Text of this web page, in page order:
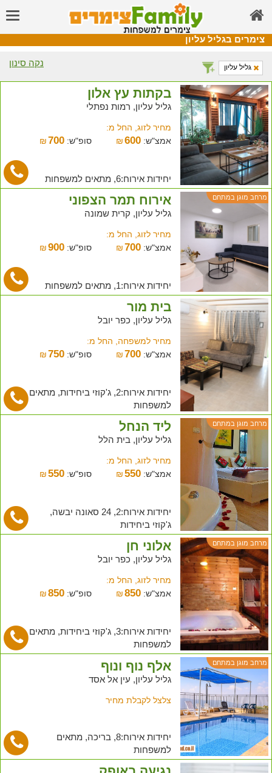
צימרים בגליל עליון
נקה סינון גליל עליון
בקתות עץ אלון
גליל עליון, רמות נפתלי
מחיר לזוג, החל מ:
אמצ"ש:
₪600 סופ"ש: ₪ 700
יחידות אירוח:6, מתאים למשפחות
מרחב מוגן במתחם אירוח תמר הצפוני
גליל עליון, קרית שמונה
מחיר לזוג, החל מ:
אמצ"ש:
₪700 סופ"ש: ₪ 900
יחידות אירוח:1, מתאים למשפחות
בית מור
גליל עליון, כפר יובל
מחיר למשפחה, החל מ:
אמצ"ש:
₪700 סופ"ש: ₪ 750
יחידות אירוח:2, ג'קוזי ביחידות, מתאים
למשפחות
מרחב מוגן במתחם ליד הנחל
גליל עליון, בית הלל
מחיר לזוג, החל מ:
אמצ"ש:
₪550 סופ"ש: ₪ 550
יחידות אירוח:2, 24 סאונה יבשה,
ג'קוזי ביחידות
מרחב מוגן במתחם אלוני חן
גליל עליון, כפר יובל
מחיר לזוג, החל מ:
אמצ"ש:
₪850 סופ"ש: ₪ 850
יחידות אירוח:3, ג'קוזי ביחידות, מתאים
למשפחות
מרחב מוגן במתחם אלף נוף ונוף
גליל עליון, עין אל אסד
צלצל לקבלת מחיר
יחידות אירוח:8, בריכה, מתאים
למשפחות